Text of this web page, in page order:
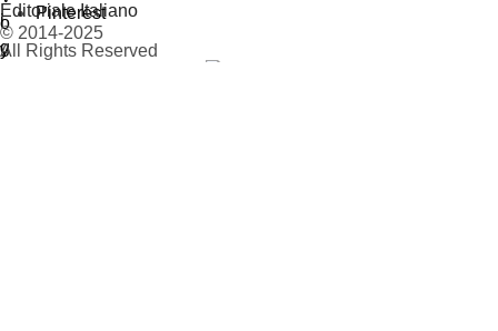
Editoriale Italiano
© 2014-2025
All Rights Reserved
Pinterest